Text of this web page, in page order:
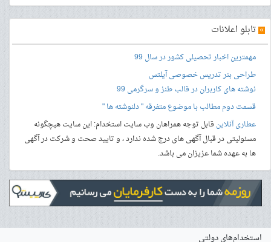
» تابلو اعلانات
مهمترین اخبار تحصیلی کشور در سال 99
طراحی بنرتدریس خصوصی آیلتس
نوشته های کاربران در قالب طنز و سرگرمی 99
قسمت دوم مطالب با موضوع متفرقه " دلنوشته ها "
عطاری آنلاینقابل توجه همراهان وب سایت استخدام: این سایت هیچگونه
مسئولیتی در قبال آگهی های درج شده ندارد ، و تایید صحت و شرکت در آگهی
ها به عهده شما عزیزان می باشد.
استخدام‌های دولتی